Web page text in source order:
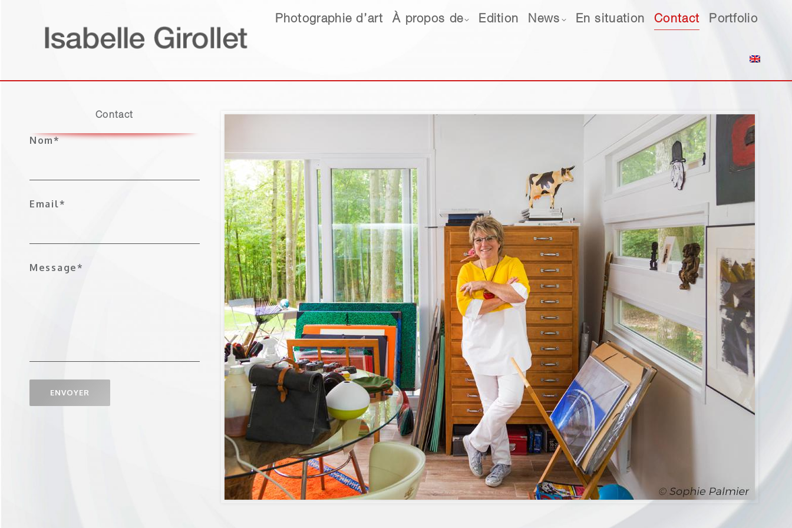
Photographie d’art À propos de Edition News En situation Contact Portfolio
Contact
Nom*
Email*
Message*
Photographie d’art À propos de Edition News En situation Contact Portfolio